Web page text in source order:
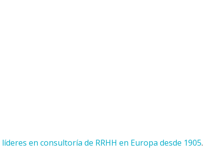
líderes en consultoría de RRHH en Europa desde 1905.